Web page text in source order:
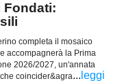
Fondati:
completa il mosaico
accompagnerà la Prima
2026/2027, un'annata
coincider&agra... leggi